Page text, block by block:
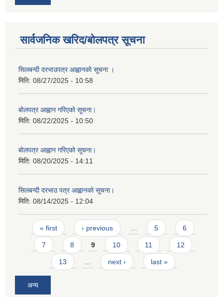
सार्वजनिक खरिद/बोलपत्र सूचना
सिलबन्दी दरभाउपत्र आह्वानको सूचना ।
मिति: 08/27/2025 - 10:58
बोलपत्र आह्वान गरिएको सूचना।
मिति: 08/22/2025 - 10:50
बोलपत्र आह्वान गरिएको सूचना।
मिति: 08/20/2025 - 14:11
सिलबन्दी दरभाउ पत्र आह्वानको सूचना।
मिति: 08/14/2025 - 12:04
Pages
« first ‹ previous … 5 6
7 8 9 10 11 12
13 … next › last »
अन्य